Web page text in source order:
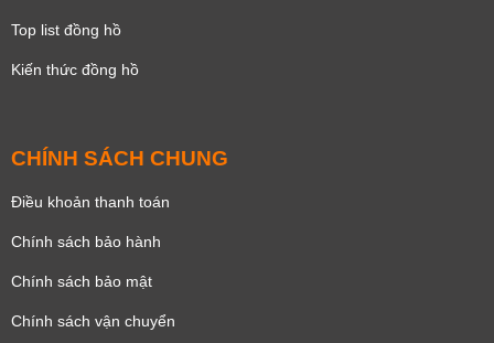
Top list đồng hồ
Kiến thức đồng hồ
CHÍNH SÁCH CHUNG
Điều khoản thanh toán
Chính sách bảo hành
Chính sách bảo mật
Chính sách vận chuyển